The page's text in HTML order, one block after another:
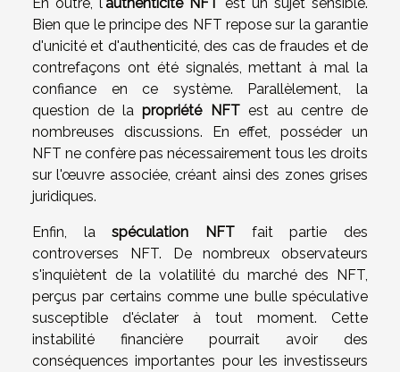
Bien que le principe des NFT repose sur la garantie
d'unicité et d'authenticité, des cas de fraudes et de
contrefaçons ont été signalés, mettant à mal la
confiance en ce système. Parallèlement, la
question de lapropriété NFTest au centre de
nombreuses discussions. En effet, posséder un
NFT ne confère pas nécessairement tous les droits
sur l'œuvre associée, créant ainsi des zones grises
juridiques.
Enfin, laspéculation NFT fait partie des
controverses NFT. De nombreux observateurs
s'inquiètent de la volatilité du marché des NFT,
perçus par certains comme une bulle spéculative
susceptible d'éclater à tout moment. Cette
instabilité financière pourrait avoir des
conséquences importantes pour les investisseurs